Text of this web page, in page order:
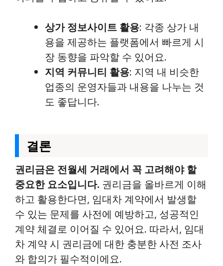
상가 정보사이트 활용: 각종 상가 내
용을 제공하는 플랫폼에서 빠르게 시
장 동향을 파악할 수 있어요.
지역 커뮤니티 활용: 지역 내 비슷한
업종의 운영자들과 내용을 나누는 것
도 좋답니다.
결론
권리금은 전월세 거래에서 꼭 고려해야 할
중요한 요소입니다. 권리금을 올바르게 이해
하고 활용한다면, 임대차 계약에서 발생할
수 있는 문제를 사전에 예방하고, 성공적인
계약 체결로 이어질 수 있어요. 따라서, 임대
차 계약 시 권리금에 대한 충분한 사전 조사
와 합의가 필수적이에요.